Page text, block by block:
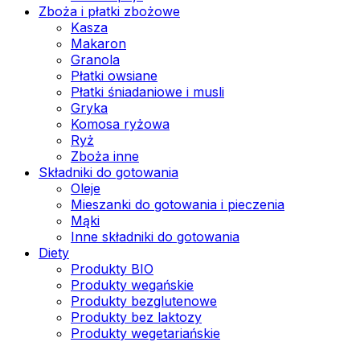
Zboża i płatki zbożowe
Kasza
Makaron
Granola
Płatki owsiane
Płatki śniadaniowe i musli
Gryka
Komosa ryżowa
Ryż
Zboża inne
Składniki do gotowania
Oleje
Mieszanki do gotowania i pieczenia
Mąki
Inne składniki do gotowania
Diety
Produkty BIO
Produkty wegańskie
Produkty bezglutenowe
Produkty bez laktozy
Produkty wegetariańskie